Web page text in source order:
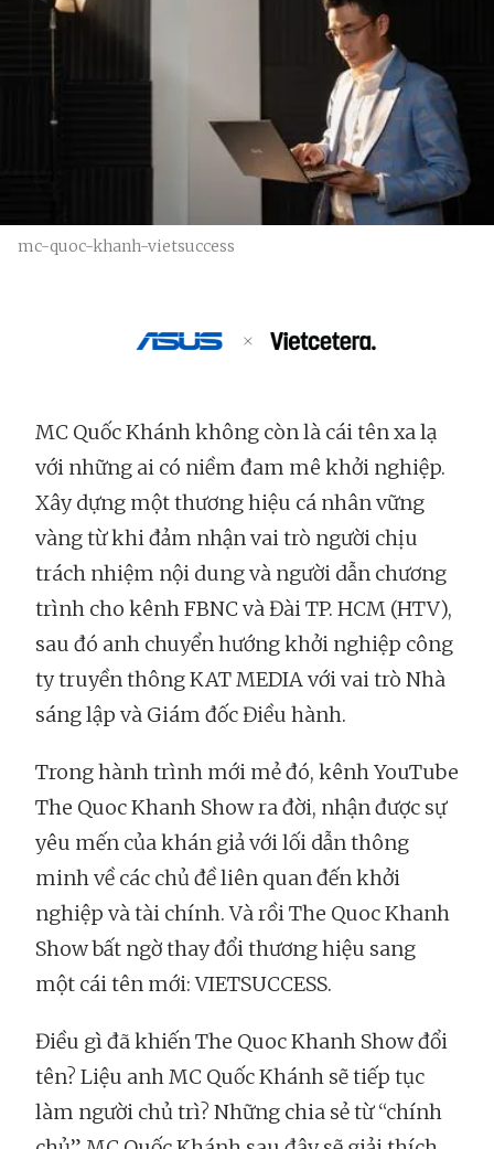
mc-quoc-khanh-vietsuccess
MC Quốc Khánh không còn là cái tên xa lạ
với những ai có niềm đam mê khởi nghiệp.
Xây dựng một thương hiệu cá nhân vững
vàng từ khi đảm nhận vai trò người chịu
trách nhiệm nội dung và người dẫn chương
trình cho kênh FBNC và Đài TP. HCM (HTV),
sau đó anh chuyển hướng khởi nghiệp công
ty truyền thông KAT MEDIA với vai trò Nhà
sáng lập và Giám đốc Điều hành.
Trong hành trình mới mẻ đó, kênh YouTube
The Quoc Khanh Show ra đời, nhận được sự
yêu mến của khán giả với lối dẫn thông
minh về các chủ đề liên quan đến khởi
nghiệp và tài chính. Và rồi The Quoc Khanh
Show bất ngờ thay đổi thương hiệu sang
một cái tên mới: VIETSUCCESS.
Điều gì đã khiến The Quoc Khanh Show đổi
tên? Liệu anh MC Quốc Khánh sẽ tiếp tục
làm người chủ trì? Những chia sẻ từ “chính